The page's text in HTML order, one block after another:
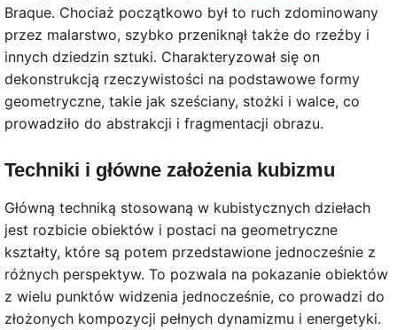
Braque. Chociaż początkowo był to ruch zdominowany
przez malarstwo, szybko przeniknął także do rzeźby i
innych dziedzin sztuki. Charakteryzował się on
dekonstrukcją rzeczywistości na podstawowe formy
geometryczne, takie jak sześciany, stożki i walce, co
prowadziło do abstrakcji i fragmentacji obrazu.
Techniki i główne założenia kubizmu
Główną techniką stosowaną w kubistycznych dziełach
jest rozbicie obiektów i postaci na geometryczne
kształty, które są potem przedstawione jednocześnie z
różnych perspektyw. To pozwala na pokazanie obiektów
z wielu punktów widzenia jednocześnie, co prowadzi do
złożonych kompozycji pełnych dynamizmu i energetyki.